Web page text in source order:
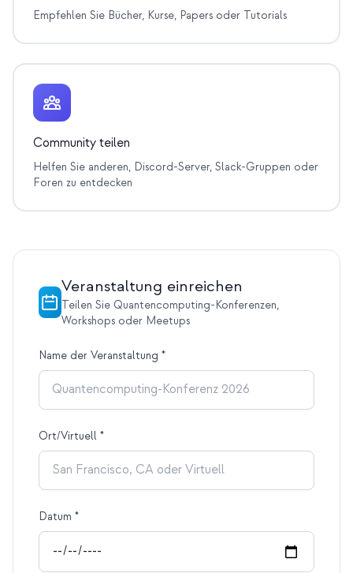
Unser Team
Unsere Mission
Kontakt
Empfehlen Sie Bücher, Kurse, Papers oder Tutorials
Community teilen
Helfen Sie anderen, Discord-Server, Slack-Gruppen oder
Foren zu entdecken
Veranstaltung einreichen
Teilen Sie Quantencomputing-Konferenzen,
Workshops oder Meetups
Name der Veranstaltung *
Ort/Virtuell *
Datum *